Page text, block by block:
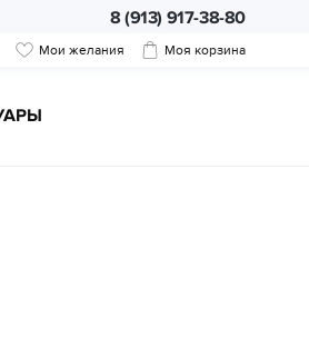
Мои желания Моя корзина
8 (913) 917-38-80